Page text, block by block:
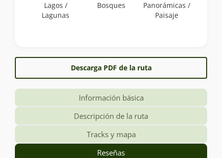
Lagos /
Lagunas
Bosques
Panorámicas /
Paisaje
Descarga PDF de la ruta
Información básica
Descripción de la ruta
Tracks y mapa
Reseñas